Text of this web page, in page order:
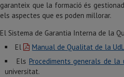
garanteix que la formació és
els aspectes que es poden millorar.
El Sistema de Garantia Interna de la
El
Manual de Qualitat de la UdL
Els Procediments generals de la
universitat.